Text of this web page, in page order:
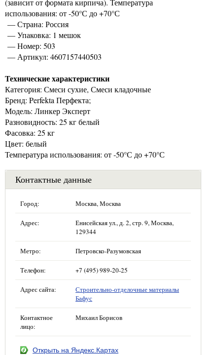
использования: от -50°С до +70°С
— Страна: Россия
— Упаковка: 1 мешок
— Номер: 503
— Артикул: 4607157440503
Технические характеристики
Категория: Смеси сухие, Смеси кладочные
Бренд: Perfekta Перфекта;
Модель: Линкер Эксперт
Разновидность: 25 кг белый
Фасовка: 25 кг
Цвет: белый
Температура использования: от -50°С до +70°С
Контактные данные
Город: Москва, Москва
Адрес:
Енисейская ул., д. 2, стр. 9, Москва,
129344
Метро: Петровско-Разумовская
Телефон: +7 (495) 989-20-25
Адрес сайта:
Строительно-отделочные материалы
Бафус
Контактное
лицо:
Михаил Борисов
Открыть на Яндекс.Картах